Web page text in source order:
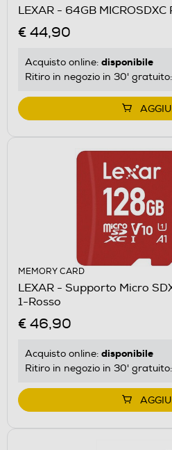
LEXAR - 64GB
€ 44,90
Acquisto online: disponibile
Ritiro in negozio in 30' gratuito:
MEMORY CARD
LEXAR - Supporto Micro
1-Rosso
€ 46,90
Acquisto online: disponibile
Ritiro in negozio in 30' gratuito: